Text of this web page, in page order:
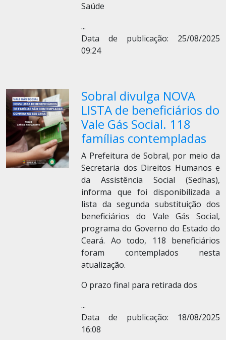
Saúde
...
Data de publicação: 25/08/2025
09:24
Sobral divulga NOVA
LISTA de beneficiários do
Vale Gás Social. 118
famílias contempladas
A Prefeitura de Sobral, por meio da
Secretaria dos Direitos Humanos e
da Assistência Social (Sedhas),
informa que foi disponibilizada a
lista da segunda substituição dos
beneficiários do Vale Gás Social,
programa do Governo do Estado do
Ceará. Ao todo, 118 beneficiários
foram contemplados nesta
atualização.
O prazo final para retirada dos
...
Data de publicação: 18/08/2025
16:08